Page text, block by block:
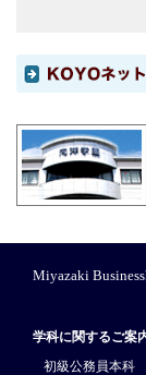
Miyazaki
学科に関するご案
初級公務員本科